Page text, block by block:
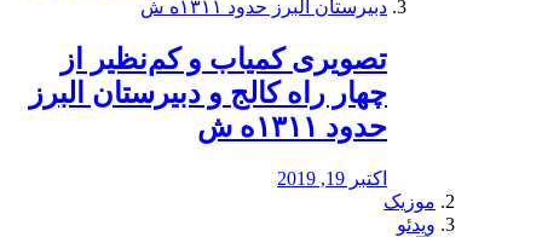
️تصویری کمیاب و کم‌نظیر از
چهار راه كالج و دبيرستان البرز
حدود ۱۳۱۱ه ش
اکتبر 19, 2019
موزیک
ویدئو